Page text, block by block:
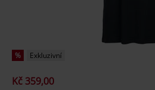
% Exkluzivní
Kč 359,00